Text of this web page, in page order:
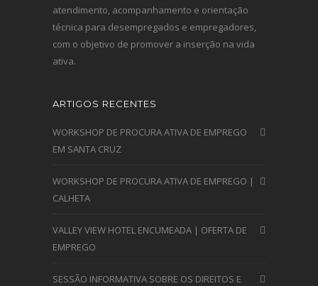
atendimento, acompanhamento e orientação
técnica para desempregados e empregadores,
com o objetivo de promover a inserção na vida
ativa.
ARTIGOS RECENTES
WORKSHOP DE PROCURA ATIVA DE EMPREGO
EM SANTA CRUZ
WORKSHOP DE PROCURA ATIVA DE EMPREGO |
CALHETA
VALLEY VIEW HOTEL ENCUMEADA | OFERTA DE
EMPREGO
SESSÃO INFORMATIVA SOBRE OS DIREITOS E